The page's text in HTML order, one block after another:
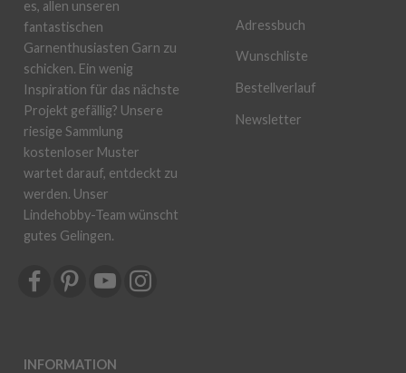
es, allen unseren
fantastischen
Garnenthusiasten Garn zu
schicken. Ein wenig
Inspiration für das nächste
Projekt gefällig? Unsere
riesige Sammlung
kostenloser Muster
wartet darauf, entdeckt zu
werden. Unser
Lindehobby-Team wünscht
gutes Gelingen.
INFORMATION
Adressbuch
Wunschliste
Bestellverlauf
Newsletter